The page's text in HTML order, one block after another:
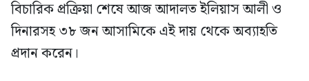
বিচারিক প্রক্রিয়া শেষে আজ আদালত ইলিয়াস আলী ও
দিনারসহ ৩৮ জন আসামিকে এই দায় থেকে অব্যাহতি
প্রদান করেন।